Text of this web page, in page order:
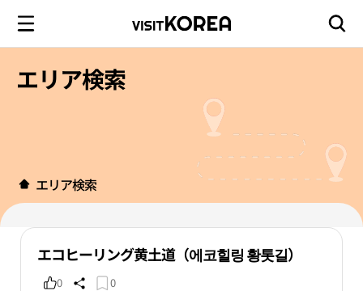
エリア検索
エリア検索
エコヒーリング黄土道（에코힐링 황톳길）
0 0